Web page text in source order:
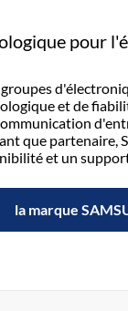
pour
et de
que partenaire,
et un
la marque